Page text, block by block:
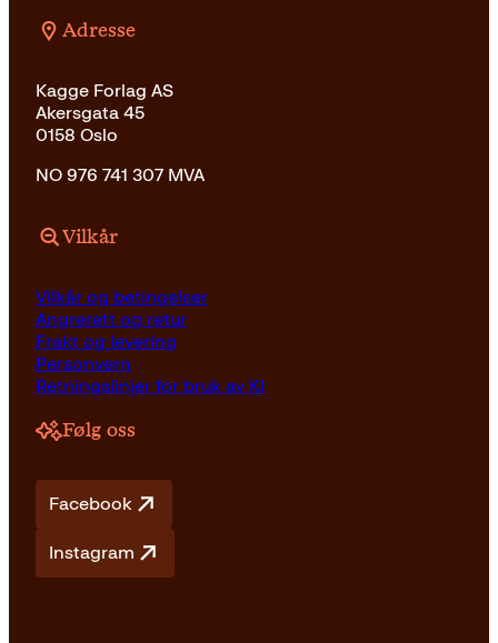
Adresse
Kagge Forlag AS
Akersgata 45
0158 Oslo
NO 976 741 307 MVA
Vilkår
Vilkår og betingelser
Angrerett og retur
Frakt og levering
Personvern
Retningslinjer for bruk av KI
Følg oss
Facebook
Instagram